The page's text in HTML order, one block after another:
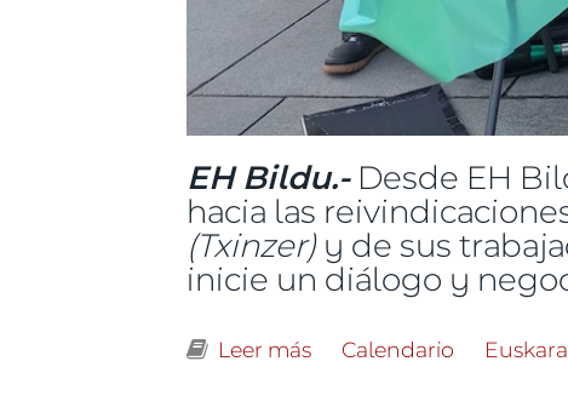
EH Bildu.-Desde EH
hacia las
(Txinzer)y de sus
inicie un diálogo y
Leer más sobre Ante la situación
Calendario Euskara